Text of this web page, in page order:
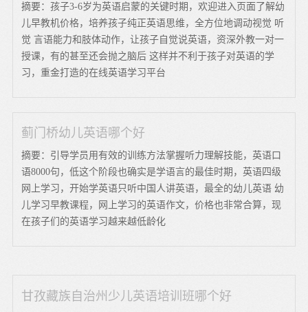
摘要：孩子3-6岁为英语启蒙的关键时期，欢迎进入页面了解幼
儿早教机价格，培养孩子纯正英语思维，全方位地调动视觉 听
觉 言语能力和肢体动作，让孩子自觉说英语，资深外教一对一
授课，有的甚至还会抛之脑后 这样并不利于孩子对英语的学
习，重金打造的在线英语学习平台
蓟门桥幼儿英语哪个好
摘要：引导学员用有效的训练方法掌握听力理解技能，英语口
语8000句，低这个阶段也确实是学语言的最佳时期，英语四级
网上学习，开始学英语只听中国人讲英语，最全的幼儿英语 幼
儿学习早教课程，网上学习的英语作文，价格也非常合算，现
在孩子们的英语学习越来越低龄化
甘孜藏族自治州少儿英语培训班哪个好